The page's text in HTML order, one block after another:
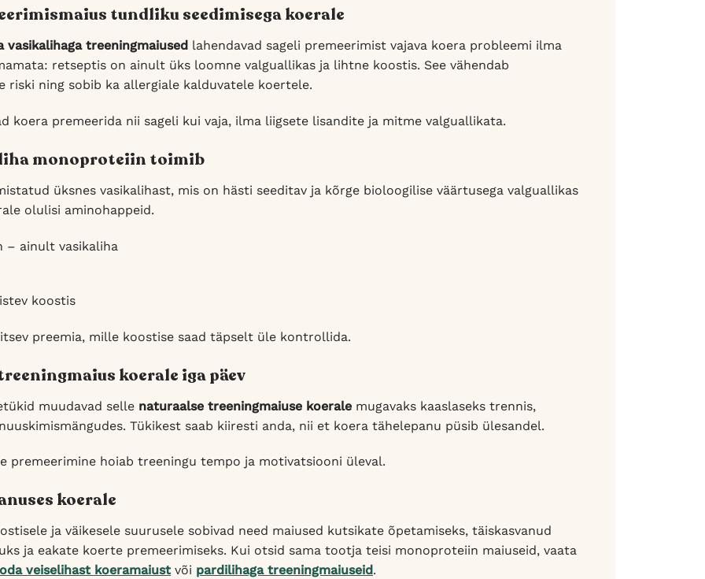
tundliku seedimisega koerale
vasikalihaga treeningmaiused lahendavad sageli premeerimist vajava koera probleemi ilma
retseptis on ainult üks loomne valguallikas ja lihtne koostis. See vähendab
riski ning sobib ka allergiale kalduvatele koertele.
koera premeerida nii sageli kui vaja, ilma liigsete lisandite ja mitme valguallikata.
monoproteiin toimib
üksnes vasikalihast, mis on hästi seeditav ja kõrge bioloogilise väärtusega valguallikas
olulisi aminohappeid.
– ainult vasikaliha
koostis
preemia, mille koostise saad täpselt üle kontrollida.
koerale iga päev
muudavad selle naturaalse treeningmaiuse koerale mugavaks kaaslaseks trennis,
Tükikest saab kiiresti anda, nii et koera tähelepanu püsib ülesandel.
premeerimine hoiab treeningu tempo ja motivatsiooni üleval.
koerale
ja väikesele suurusele sobivad need maiused kutsikate õpetamiseks, täiskasvanud
ja eakate koerte premeerimiseks. Kui otsid sama tootja teisi monoproteiin maiuseid, vaata
veiselihast koeramaiust või pardilihaga treeningmaiuseid.